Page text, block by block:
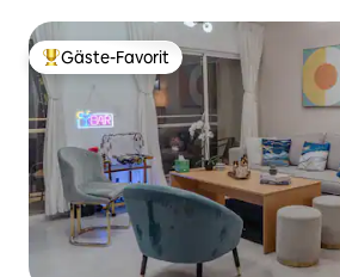
Beliebter Gäste-Favorit.
Gäste-Favorit